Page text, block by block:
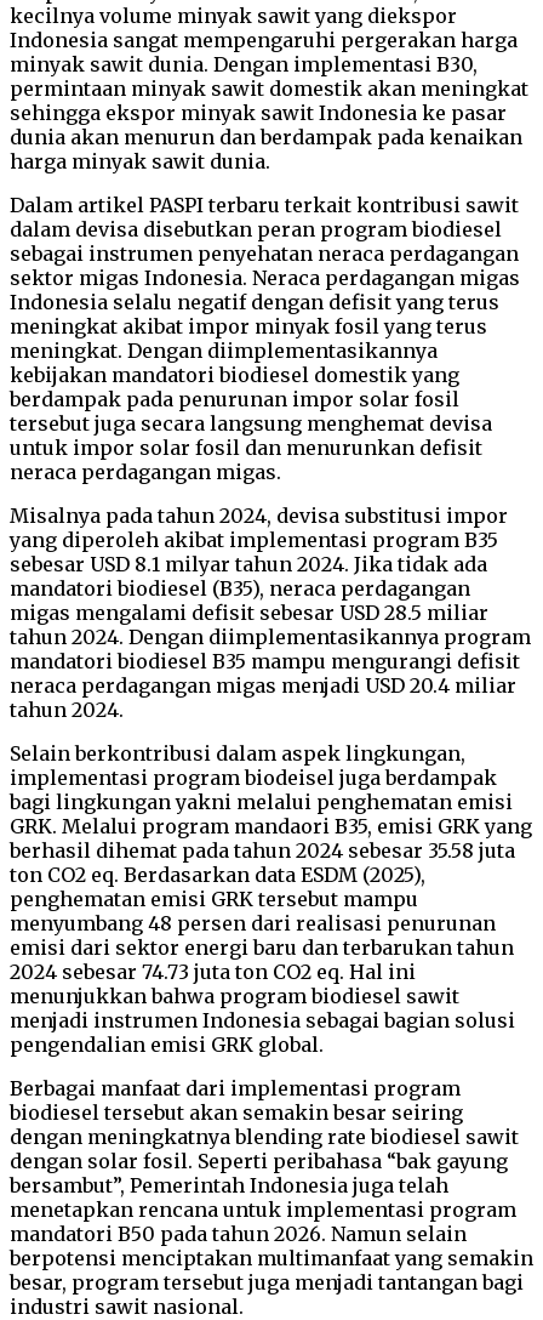
kecilnya volume minyak sawit yang diekspor
Indonesia sangat mempengaruhi pergerakan harga
minyak sawit dunia. Dengan implementasi B30,
permintaan minyak sawit domestik akan meningkat
sehingga ekspor minyak sawit Indonesia ke pasar
dunia akan menurun dan berdampak pada kenaikan
harga minyak sawit dunia.
Dalam artikel PASPI terbaru terkait kontribusi sawit
dalam devisa disebutkan peran program biodiesel
sebagai instrumen penyehatan neraca perdagangan
sektor migas Indonesia. Neraca perdagangan migas
Indonesia selalu negatif dengan defisit yang terus
meningkat akibat impor minyak fosil yang terus
meningkat. Dengan diimplementasikannya
kebijakan mandatori biodiesel domestik yang
berdampak pada penurunan impor solar fosil
tersebut juga secara langsung menghemat devisa
untuk impor solar fosil dan menurunkan defisit
neraca perdagangan migas.
Misalnya pada tahun 2024, devisa substitusi impor
yang diperoleh akibat implementasi program B35
sebesar USD 8.1 milyar tahun 2024. Jika tidak ada
mandatori biodiesel (B35), neraca perdagangan
migas mengalami defisit sebesar USD 28.5 miliar
tahun 2024. Dengan diimplementasikannya program
mandatori biodiesel B35 mampu mengurangi defisit
neraca perdagangan migas menjadi USD 20.4 miliar
tahun 2024.
Selain berkontribusi dalam aspek lingkungan,
implementasi program biodeisel juga berdampak
bagi lingkungan yakni melalui penghematan emisi
GRK. Melalui program mandaori B35, emisi GRK yang
berhasil dihemat pada tahun 2024 sebesar 35.58 juta
ton CO2 eq. Berdasarkan data ESDM (2025),
penghematan emisi GRK tersebut mampu
menyumbang 48 persen dari realisasi penurunan
emisi dari sektor energi baru dan terbarukan tahun
2024 sebesar 74.73 juta ton CO2 eq. Hal ini
menunjukkan bahwa program biodiesel sawit
menjadi instrumen Indonesia sebagai bagian solusi
pengendalian emisi GRK global.
Berbagai manfaat dari implementasi program
biodiesel tersebut akan semakin besar seiring
dengan meningkatnya blending rate biodiesel sawit
dengan solar fosil. Seperti peribahasa “bak gayung
bersambut”, Pemerintah Indonesia juga telah
menetapkan rencana untuk implementasi program
mandatori B50 pada tahun 2026. Namun selain
berpotensi menciptakan multimanfaat yang semakin
besar, program tersebut juga menjadi tantangan bagi
industri sawit nasional.